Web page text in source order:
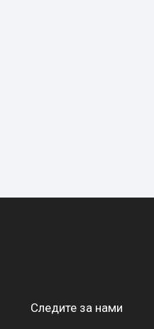
Следите за нами